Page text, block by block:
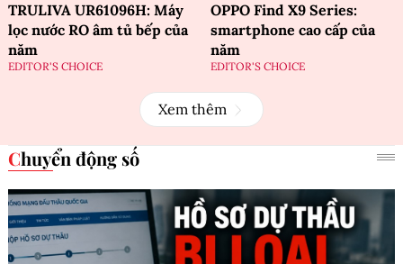
TRULIVA UR61096H: Máy
lọc nước RO âm tủ bếp của
năm
EDITOR'S CHOICE
OPPO Find X9 Series:
smartphone cao cấp của
năm
EDITOR'S CHOICE
Xem thêm
Chuyển động số